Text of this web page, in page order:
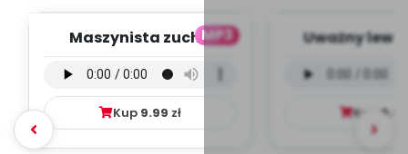
MP3
Maszynista zuch -
mp3)
Kup 9.99 zł
Uważny lew
Kup 9.99